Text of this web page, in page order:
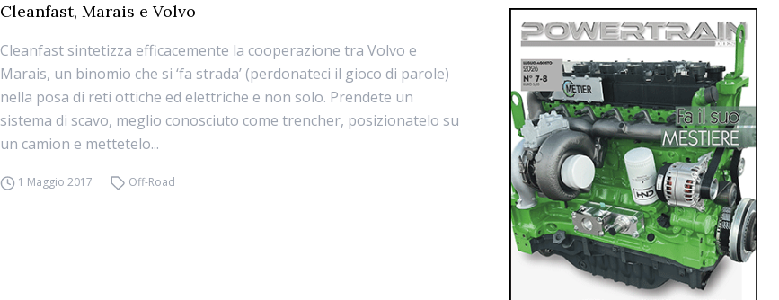
Cleanfast, Marais e Volvo
Cleanfast sintetizza efficacemente la cooperazione tra Volvo e
Marais, un binomio che si ‘fa strada’ (perdonateci il gioco di parole)
nella posa di reti ottiche ed elettriche e non solo. Prendete un
sistema di scavo, meglio conosciuto come trencher, posizionatelo su
un camion e mettetelo...
1 Maggio 2017 Off-Road